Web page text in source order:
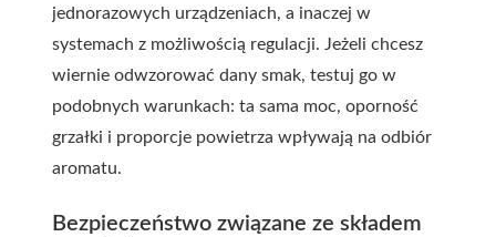
jednorazowych urządzeniach, a inaczej w
systemach z możliwością regulacji. Jeżeli chcesz
wiernie odwzorować dany smak, testuj go w
podobnych warunkach: ta sama moc, oporność
grzałki i proporcje powietrza wpływają na odbiór
aromatu.
Bezpieczeństwo związane ze składem